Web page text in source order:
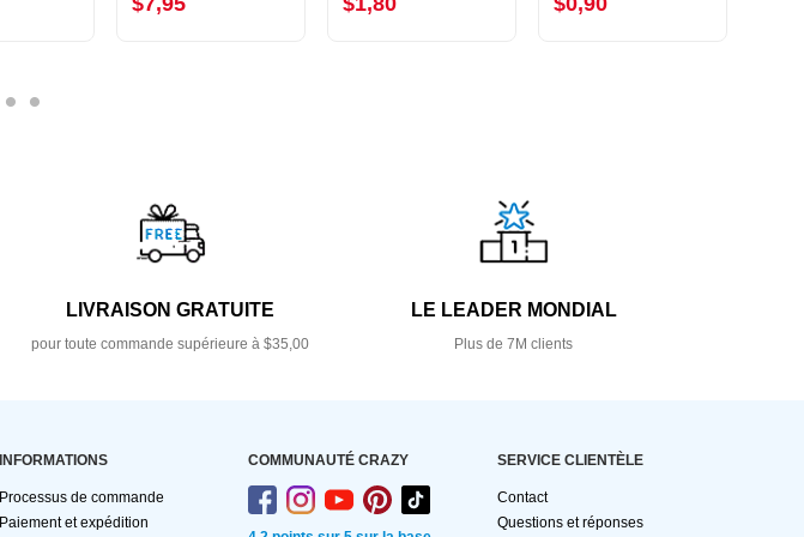
LIVRAISON GRATUITE
pour toute commande supérieure à $35,00
LE LEADER MONDIAL
Plus de 7M clients
INFORMATIONS
Processus de commande
Paiement et expédition
COMMUNAUTÉ CRAZY SERVICE CLIENTÈLE
Contact
Questions et réponses